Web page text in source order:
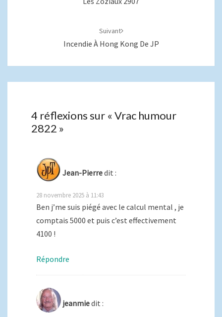
Suivant
Incendie À Hong Kong De JP
4 réflexions sur « Vrac humour
2822 »
Jean-Pierredit :
28 novembre 2025 à 11:43
Ben j’me suis piégé avec le calcul mental , je
comptais 5000 et puis c’est effectivement
4100 !
Répondre
jeanmiedit :